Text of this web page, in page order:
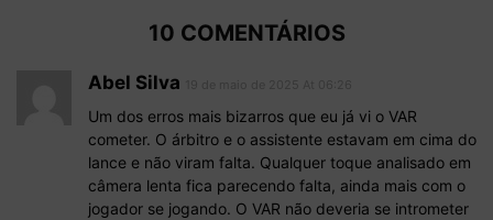
10 COMENTÁRIOS
Abel Silva
Um dos erros mais bizarros que eu já vi o VAR
cometer. O árbitro e o assistente estavam em cima do
lance e não viram falta. Qualquer toque analisado em
câmera lenta fica parecendo falta, ainda mais com o
jogador se jogando. O VAR não deveria se intrometer